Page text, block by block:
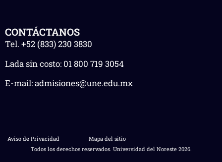
CONTÁCTANOS
Tel. +52 (833) 230 3830
Lada sin costo: 01 800 719 3054
E-mail:admisiones@une.edu.mx
Aviso de Privacidad
Todos los derechos reservados. Universidad del Noreste 2026.
Mapa del sitio